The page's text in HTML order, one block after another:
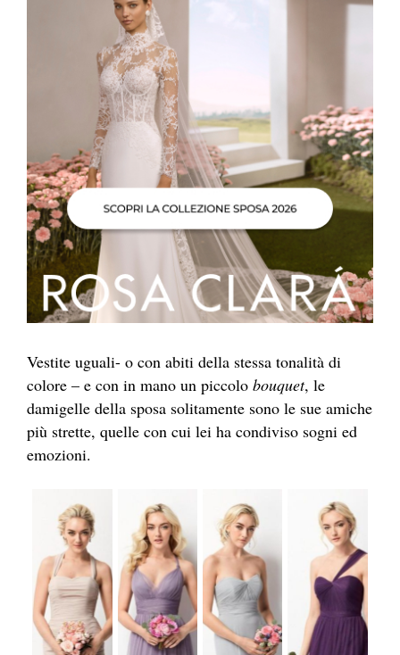
Vestite uguali- o con abiti della stessa tonalità di
colore – e con in mano un piccolo bouquet, le
damigelle della sposa solitamente sono le sue amiche
più strette, quelle con cui lei ha condiviso sogni ed
emozioni.